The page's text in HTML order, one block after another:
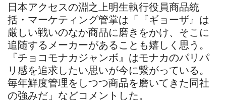
日本アクセスの淵之上明生執行役員商品統
括・マーケティング管掌は「『ギョーザ』は
厳しい戦いのなか商品に磨きをかけ、そこに
追随するメーカーがあることも嬉しく思う。
『チョコモナカジャンボ』はモナカのパリパ
リ感を追求したい思いが今に繋がっている。
毎年鮮度管理をしつつ商品を磨いてきた同社
の強みだ」などコメントした。